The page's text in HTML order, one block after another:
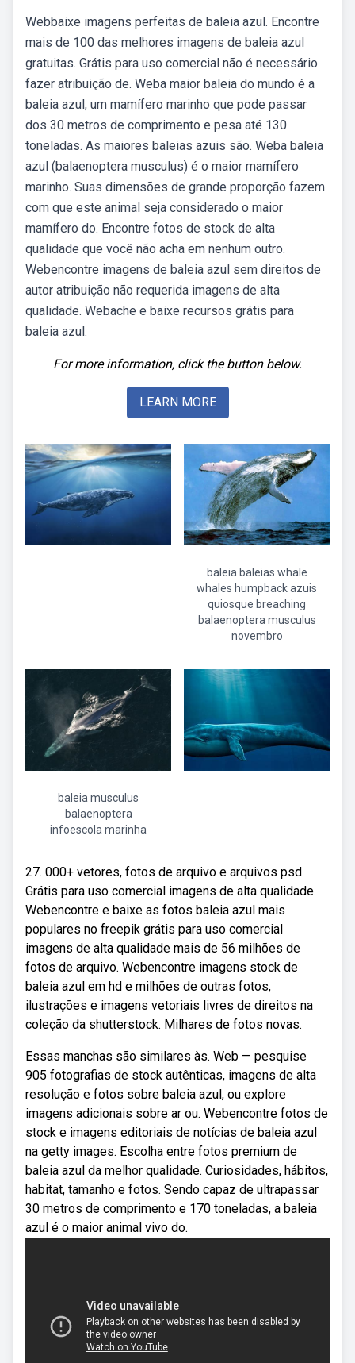
Webbaixe imagens perfeitas de baleia azul. Encontre
mais de 100 das melhores imagens de baleia azul
gratuitas. Grátis para uso comercial não é necessário
fazer atribuição de. Weba maior baleia do mundo é a
baleia azul, um mamífero marinho que pode passar
dos 30 metros de comprimento e pesa até 130
toneladas. As maiores baleias azuis são. Weba baleia
azul (balaenoptera musculus) é o maior mamífero
marinho. Suas dimensões de grande proporção fazem
com que este animal seja considerado o maior
mamífero do. Encontre fotos de stock de alta
qualidade que você não acha em nenhum outro.
Webencontre imagens de baleia azul sem direitos de
autor atribuição não requerida imagens de alta
qualidade. Webache e baixe recursos grátis para
baleia azul.
For more information, click the button below.
LEARN MORE
baleia baleias whale
whales humpback azuis
quiosque breaching
balaenoptera musculus
novembro
baleia musculus
balaenoptera
infoescola marinha
27. 000+ vetores, fotos de arquivo e arquivos psd.
Grátis para uso comercial imagens de alta qualidade.
Webencontre e baixe as fotos baleia azul mais
populares no freepik grátis para uso comercial
imagens de alta qualidade mais de 56 milhões de
fotos de arquivo. Webencontre imagens stock de
baleia azul em hd e milhões de outras fotos,
ilustrações e imagens vetoriais livres de direitos na
coleção da shutterstock. Milhares de fotos novas.
Essas manchas são similares às. Web — pesquise
905 fotografias de stock autênticas, imagens de alta
resolução e fotos sobre baleia azul, ou explore
imagens adicionais sobre ar ou. Webencontre fotos de
stock e imagens editoriais de notícias de baleia azul
na getty images. Escolha entre fotos premium de
baleia azul da melhor qualidade. Curiosidades, hábitos,
habitat, tamanho e fotos. Sendo capaz de ultrapassar
30 metros de comprimento e 170 toneladas, a baleia
azul é o maior animal vivo do.